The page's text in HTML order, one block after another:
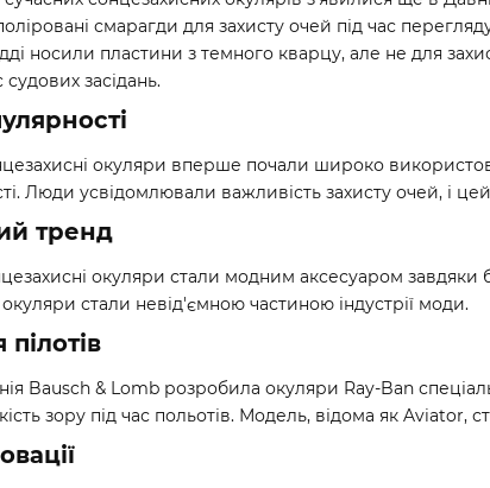
смарагди для захисту очей під час
носили пластини з темного кварцу, але не для
судових засідань.
окуляри вперше почали широко
Люди усвідомлювали важливість захисту очей, і
тренд
окуляри стали модним аксесуаром завдяки
окуляри стали невід'ємною частиною індустрії моди.
Bausch & Lomb розробила окуляри Ray-Ban
зору під час польотів. Модель, відома як